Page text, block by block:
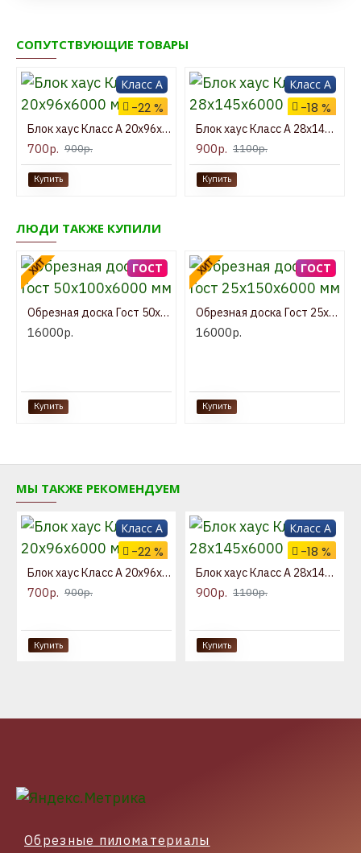
СОПУТСТВУЮЩИЕ ТОВАРЫ
Класс A
-22 %
Блок хаус Класс А 20x96x6000 мм
700р. 900р.
Купить
Класс A
-18 %
Блок хаус Класс А 28x145x6000 мм
900р. 1100р.
Купить
ЛЮДИ ТАКЖЕ КУПИЛИ
ХИТ ГОСТ
Обрезная доска Гост 50x100x6000 мм
16000р.
Купить
ХИТ ГОСТ
Обрезная доска Гост 25x150x6000 мм
16000р.
Купить
МЫ ТАКЖЕ РЕКОМЕНДУЕМ
Класс A
-22 %
Блок хаус Класс А 20x96x6000 мм
700р. 900р.
Купить
Класс A
-18 %
Блок хаус Класс А 28x145x6000 мм
900р. 1100р.
Купить
Обрезные пиломатериалы